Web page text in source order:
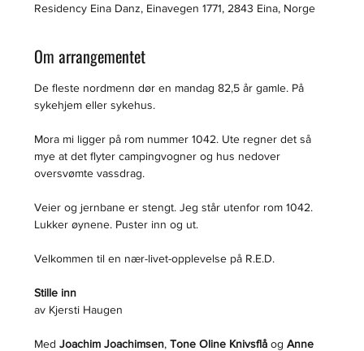
Residency Eina Danz, Einavegen 1771, 2843 Eina, Norge
Om arrangementet
De fleste nordmenn dør en mandag 82,5 år gamle. På
sykehjem eller sykehus.
Mora mi ligger på rom nummer 1042. Ute regner det så
mye at det flyter campingvogner og hus nedover
oversvømte vassdrag.
Veier og jernbane er stengt. Jeg står utenfor rom 1042.
Lukker øynene. Puster inn og ut.
Velkommen til en nær-livet-opplevelse på R.E.D.
Stille inn
av Kjersti Haugen
Med Joachim Joachimsen, Tone Oline Knivsflå og Anne